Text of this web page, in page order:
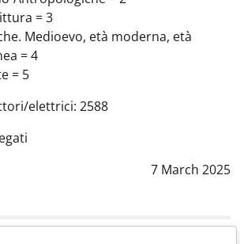
= 3
Medioevo, età moderna, età
= 4
= 5
elettrici: 2588
Data notizia:
7 March 2025